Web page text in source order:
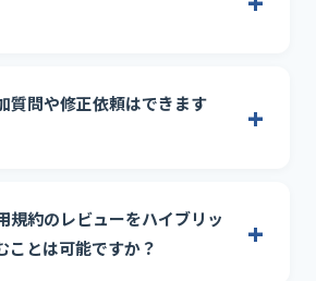
質問や修正依頼はできます
規約のレビューをハイブリッ
ことは可能ですか？